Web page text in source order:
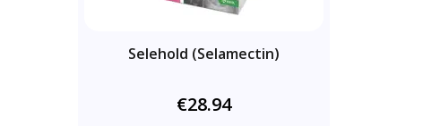
Selehold (Selamectin)
€28.94